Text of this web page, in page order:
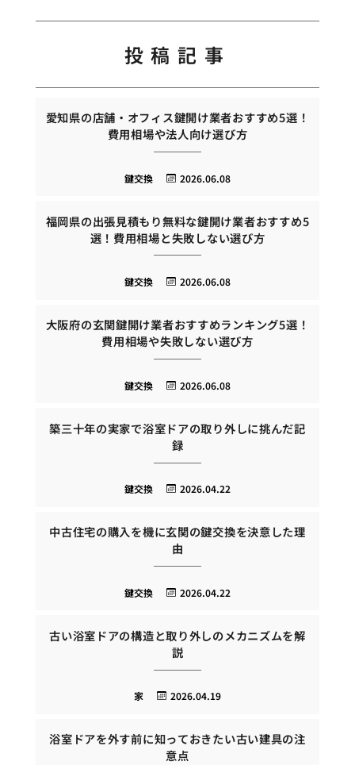
投稿記事
愛知県の店舗・オフィス鍵開け業者おすすめ5選！
費用相場や法人向け選び方
2026.06.08
鍵交換
福岡県の出張見積もり無料な鍵開け業者おすすめ5
選！費用相場と失敗しない選び方
2026.06.08
鍵交換
大阪府の玄関鍵開け業者おすすめランキング5選！
費用相場や失敗しない選び方
2026.06.08
鍵交換
築三十年の実家で浴室ドアの取り外しに挑んだ記
録
2026.04.22
鍵交換
中古住宅の購入を機に玄関の鍵交換を決意した理
由
2026.04.22
鍵交換
古い浴室ドアの構造と取り外しのメカニズムを解
説
2026.04.19
家
浴室ドアを外す前に知っておきたい古い建具の注
意点